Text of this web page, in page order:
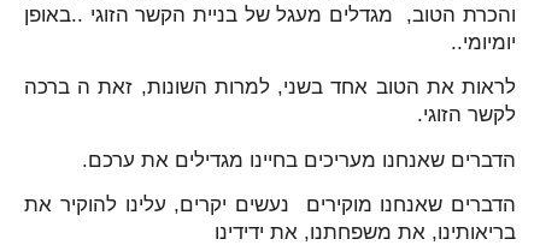
והכרת הטוב, מגדלים מעגל של בניית הקשר הזוגי ..באופן
יומיומי..
לראות את הטוב אחד בשני, למרות השונות, זאת ה ברכה
לקשר הזוגי.
הדברים שאנחנו מעריכים בחיינו מגדילים את ערכם.
הדברים שאנחנו מוקירים נעשים יקרים, עלינו להוקיר את
בריאותינו, את משפחתנו, את ידידינו